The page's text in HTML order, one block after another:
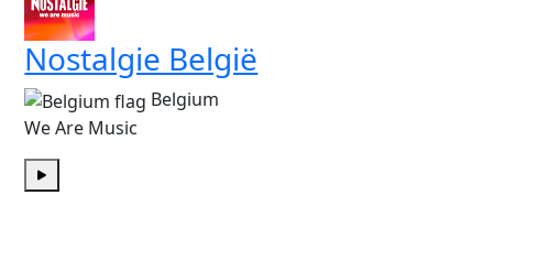
Nostalgie België
Belgium
We Are Music